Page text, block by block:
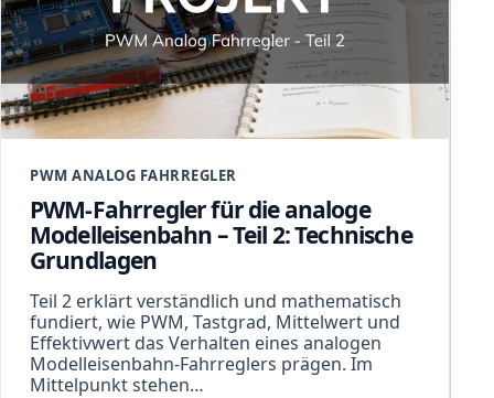
PWM ANALOG FAHRREGLER
PWM-Fahrregler für die analoge
Modelleisenbahn – Teil 2: Technische
Grundlagen
Teil 2 erklärt verständlich und mathematisch
fundiert, wie PWM, Tastgrad, Mittelwert und
Effektivwert das Verhalten eines analogen
Modelleisenbahn-Fahrreglers prägen. Im
Mittelpunkt stehen…